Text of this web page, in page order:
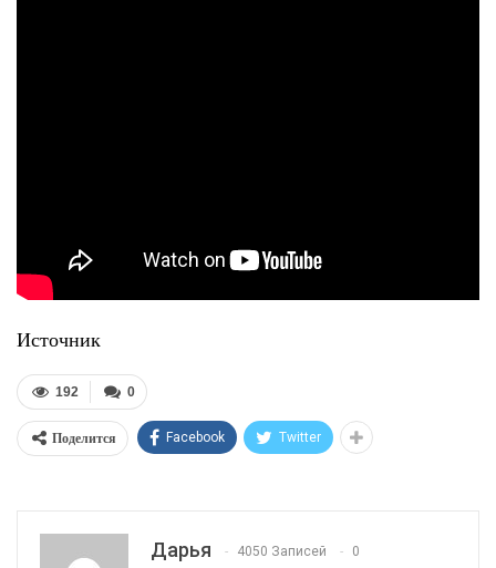
Источник
0
192
Поделится Facebook Twitter
Дарья 4050 Записей 0